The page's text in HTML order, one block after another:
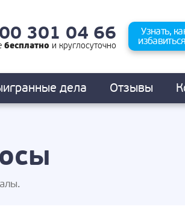
301 04 66
бесплатно икруглосуточно
Узнать,
дела Отзывы